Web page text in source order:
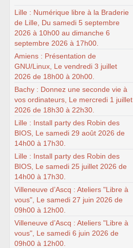
Lille : Numérique libre à la Braderie
de Lille, Du samedi 5 septembre
2026 à 10h00 au dimanche 6
septembre 2026 à 17h00.
Amiens : Présentation de
GNU/Linux, Le vendredi 3 juillet
2026 de 18h00 à 20h00.
Bachy : Donnez une seconde vie à
vos ordinateurs, Le mercredi 1 juillet
2026 de 18h30 à 22h30.
Lille : Install party des Robin des
BIOS, Le samedi 29 août 2026 de
14h00 à 17h30.
Lille : Install party des Robin des
BIOS, Le samedi 25 juillet 2026 de
14h00 à 17h30.
Villeneuve d’Ascq : Ateliers "Libre à
vous", Le samedi 27 juin 2026 de
09h00 à 12h00.
Villeneuve d’Ascq : Ateliers "Libre à
vous", Le samedi 6 juin 2026 de
09h00 à 12h00.